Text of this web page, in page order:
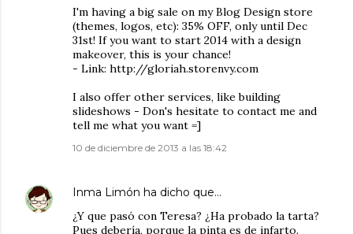
I'm having a big sale on my Blog Design store
(themes, logos, etc): 35% OFF, only until Dec
31st! If you want to start 2014 with a design
makeover, this is your chance!
- Link: http://gloriah.storenvy.com
I also offer other services, like building
slideshows - Don's hesitate to contact me and
tell me what you want =]
10 de diciembre de 2013 a las 18:42
Inma Limón ha dicho que…
¿Y que pasó con Teresa? ¿Ha probado la tarta?
Pues debería, porque la pinta es de infarto.